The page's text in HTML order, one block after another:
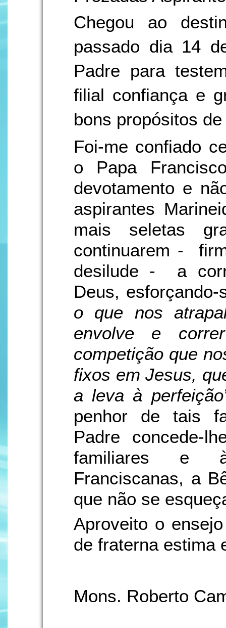
Chegou ao
passado dia 14
Padre para
filial confiança e
bons propósitos
Foi-me confiado
o Papa
devotamento e
aspirantes
mais seletas
continuarem -
desilude - a
Deus,
o que nos
envolve e
competição que
fixos em Jesus,
a leva à
penhor de tais
Padre concede-
familiares e
Franciscanas, a
que não se
Aproveito o
de fraterna estima
Mons. Roberto